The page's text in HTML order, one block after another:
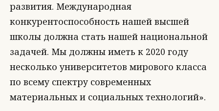
развития. Международная
конкурентоспособность нашей высшей
школы должна стать нашей национальной
задачей. Мы должны иметь к 2020 году
несколько университетов мирового класса
по всему спектру современных
материальных и социальных технологий».